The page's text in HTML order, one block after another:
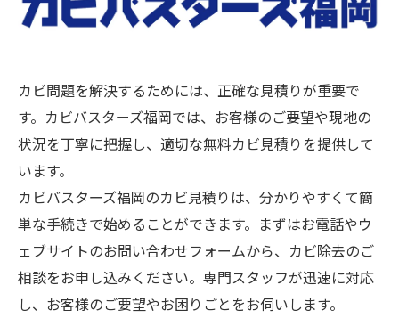
カビ問題を解決するためには、正確な見積りが重要で
す。カビバスターズ福岡では、お客様のご要望や現地の
状況を丁寧に把握し、適切な無料カビ見積りを提供して
います。
カビバスターズ福岡のカビ見積りは、分かりやすくて簡
単な手続きで始めることができます。まずはお電話やウ
ェブサイトのお問い合わせフォームから、カビ除去のご
相談をお申し込みください。専門スタッフが迅速に対応
し、お客様のご要望やお困りごとをお伺いします。